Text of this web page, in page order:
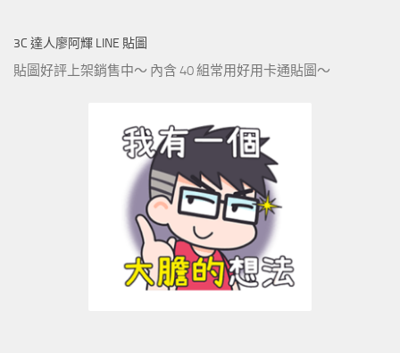
3C 達人廖阿輝 LINE 貼圖
貼圖好評上架銷售中～ 內含 40 組常用好用卡通貼圖～